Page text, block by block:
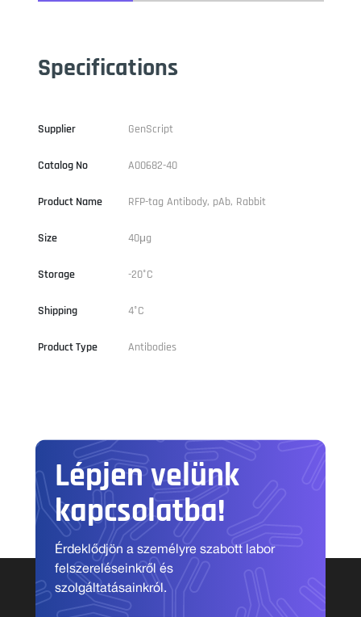
Specifications
Supplier GenScript
Catalog No A00682-40
Product Name RFP-tag Antibody, pAb, Rabbit
Size 40μg
Storage -20°C
Shipping 4°C
Product Type Antibodies
Lépjen velünk
kapcsolatba!
Érdeklődjön a személyre szabott labor
felszereléseinkről és
szolgáltatásainkról.